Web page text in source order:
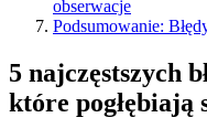
obserwacje
Podsumowanie:
5 najczęstszych
które pogłębiają